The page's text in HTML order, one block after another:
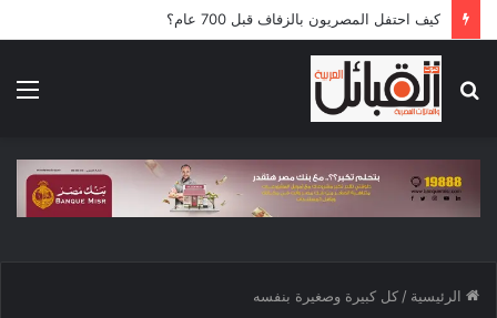
كيف احتفل المصريون بالزفاف قبل 700 عام؟
عن
الرئيسية / كل كبيرة وصغيرة بنفسه